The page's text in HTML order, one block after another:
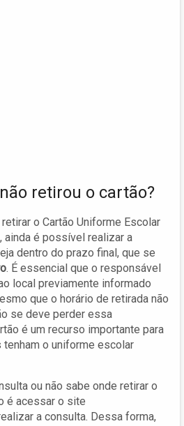
retirou o cartão?
o Cartão Uniforme Escolar
ainda é possível realizar a
dentro do prazo final, que se
. É essencial que o responsável
local previamente informado
que o horário de retirada não
se deve perder essa
é um recurso importante para
tenham o uniforme escolar
ou não sabe onde retirar o
é acessar o site
a consulta. Dessa forma,